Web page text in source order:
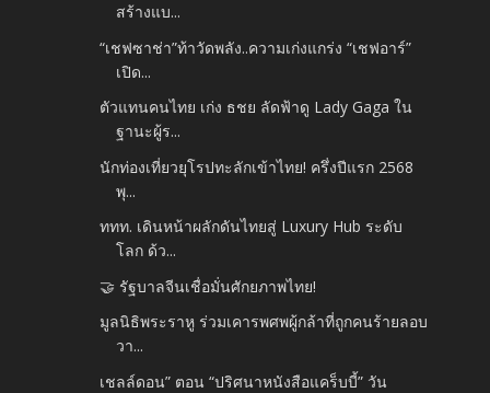
สร้างแบ...
“เชฟซาช่า”ท้าวัดพลัง..ความเก่งแกร่ง “เชฟอาร์”
เปิด...
ตัวแทนคนไทย เก่ง ธชย ลัดฟ้าดู Lady Gaga ใน
ฐานะผู้ร...
นักท่องเที่ยวยุโรปทะลักเข้าไทย! ครึ่งปีแรก 2568
พุ...
ททท. เดินหน้าผลักดันไทยสู่ Luxury Hub ระดับ
โลก ด้ว...
🤝 รัฐบาลจีนเชื่อมั่นศักยภาพไทย!
มูลนิธิพระราหู ร่วมเคารพศพผู้กล้าที่ถูกคนร้ายลอบ
วา...
เชลล์ดอน” ตอน “ปริศนาหนังสือแคร็บบี้” วัน